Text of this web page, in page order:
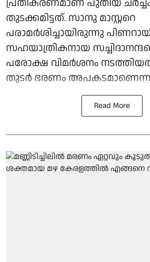
പ്രതികരണമാണ് പുതിയ
തുടക്കമിട്ടത്. സാനു മാസ്റ്ററെ
പരാമര്‍ശിച്ചായിരുന്നു
സഹയാത്രികനായ
പരോക്ഷ വിമര്‍ശനം
തുടര്‍ ഭരണം
Read More